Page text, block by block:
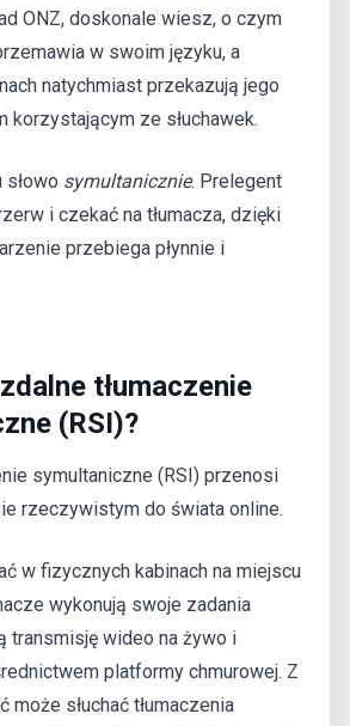
ONZ, doskonale wiesz, o czym
w swoim języku, a
natychmiast przekazują jego
korzystającym ze słuchawek.
symultanicznie. Prelegent
i czekać na tłumacza, dzięki
przebiega płynnie i
tłumaczenie
(RSI)?
symultaniczne (RSI) przenosi
rzeczywistym do świata online.
w fizycznych kabinach na miejscu
wykonują swoje zadania
transmisję wideo na żywo i
platformy chmurowej. Z
może słuchać tłumaczenia